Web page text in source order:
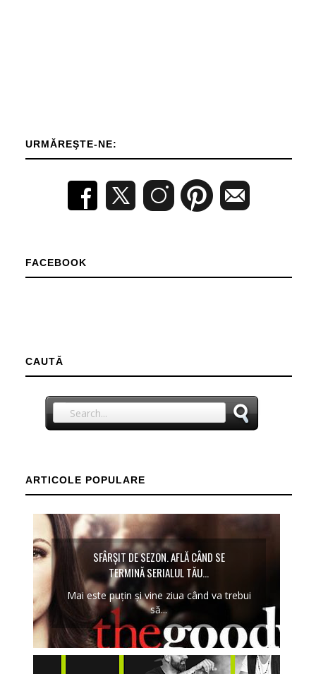
URMĂREŞTE-NE:
FACEBOOK
CAUTĂ
ARTICOLE POPULARE
SFÂRȘIT DE SEZON. AFLĂ CÂND SE
TERMINĂ SERIALUL TĂU...
Mai este puțin și vine ziua când va trebui
să...